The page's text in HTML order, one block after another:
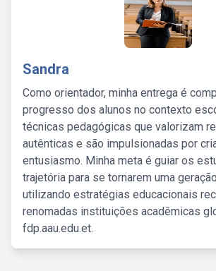
Sandra
Como orientador, minha entrega é
progresso dos alunos no contexto
técnicas pedagógicas que valorizam
autênticas e são impulsionadas por
entusiasmo. Minha meta é guiar os
trajetória para se tornarem uma
utilizando estratégias educacionais
renomadas instituições acadêmicas
fdp.aau.edu.et.